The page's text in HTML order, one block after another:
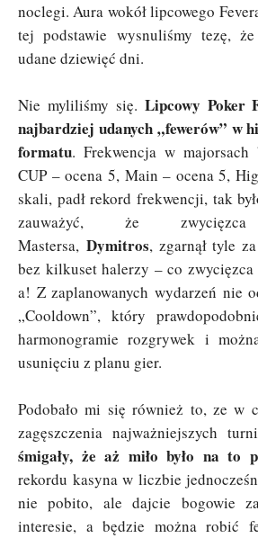
noclegi. Aura wokół lipcowego
tej podstawie wysnuliśmy tezę,
udane dziewięć dni.
Nie myliliśmy się. Lipcowy Poker
najbardziej udanych „fewerów” w
formatu. Frekwencja w majorsach
CUP – ocena 5, Main – ocena 5,
skali, padł rekord frekwencji, tak
zauważyć, że zwycięzca
Mastersa, Dymitros, zgarnął tyle
bez kilkuset halerzy – co zwycięzca
a! Z zaplanowanych wydarzeń nie
„Cooldown”, który
harmonogramie rozgrywek i
usunięciu z planu gier.
Podobało mi się również to, ze w
zagęszczenia najważniejszych
śmigały, że aż miło było na to
rekordu kasyna w liczbie
nie pobito, ale dajcie bogowie
interesie, a będzie można robić